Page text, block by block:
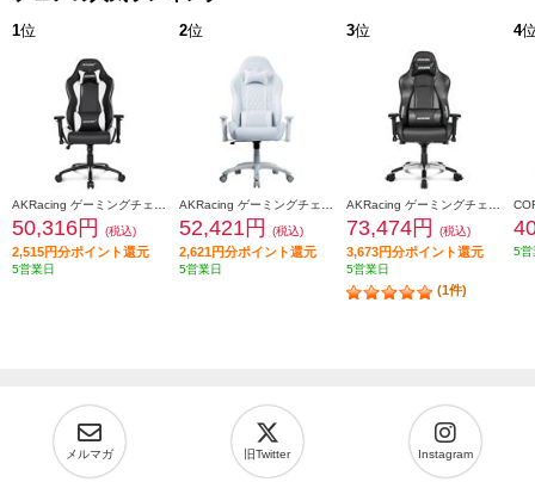
1位
50,316円 (税込)
2,515円分ポイント還元
5営業日
2位
52,421円 (税込)
2,621円分ポイント還元
5営業日
3位
73,474円 (税込)
3,673円分ポイント還元
5営業日
(1件)
4
5営
メルマガ 旧Twitter Instagram